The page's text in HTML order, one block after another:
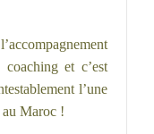
et c’est
l’une
au Maroc !